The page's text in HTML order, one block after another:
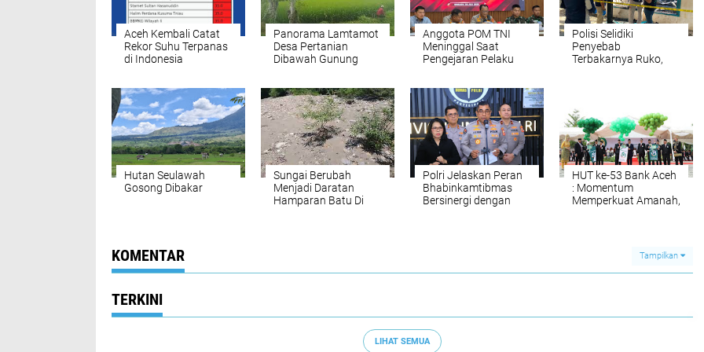
Aceh Kembali Catat
Rekor Suhu Terpanas
di Indonesia
Panorama Lamtamot
Desa Pertanian
Dibawah Gunung
Anggota POM TNI
Meninggal Saat
Pengejaran Pelaku
Polisi Selidiki
Penyebab
Terbakarnya Ruko,
Hutan Seulawah
Gosong Dibakar
Sungai Berubah
Menjadi Daratan
Hamparan Batu Di
Polri Jelaskan Peran
Bhabinkamtibmas
Bersinergi dengan
HUT ke-53 Bank Aceh
: Momentum
Memperkuat Amanah,
KOMENTAR Tampilkan
TERKINI
LIHAT SEMUA